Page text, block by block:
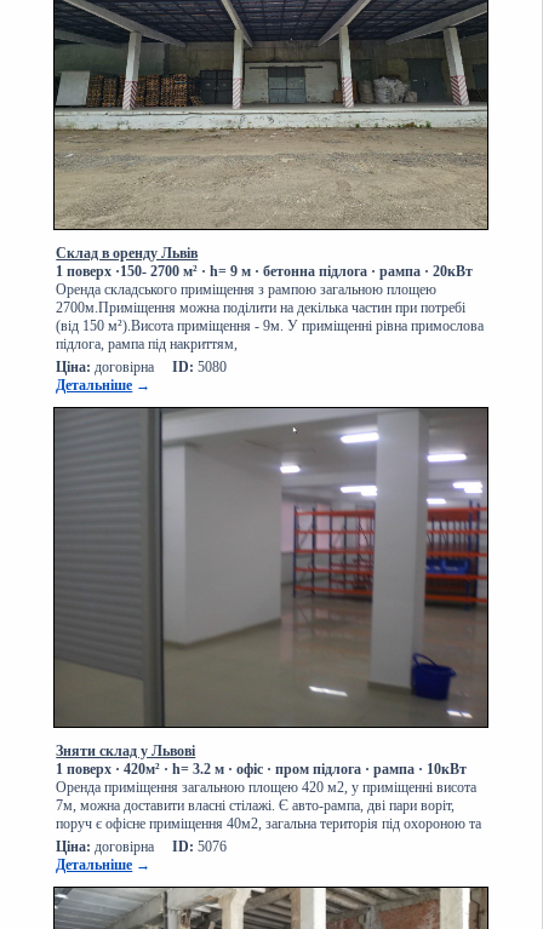
Склад в оренду Львів
1 поверх ·150-2700 м² · h= 9 м · бетонна підлога · рампа · 20кВт
Оренда складського приміщення з рампою загальною площею
2700м.Приміщення можна поділити на декілька частин при потребі
(від 150 м²).Висота приміщення - 9м. У приміщенні рівна примослова
підлога, рампа під накриттям,
Ціна: договірна ID: 5080
Детальніше →
Зняти склад у Львові
1 поверх · 420м² · h= 3.2 м · офіс · пром підлога · рампа · 10кВт
Оренда приміщення загальною площею 420 м2, у приміщенні висота
7м, можна доставити власні стілажі. Є авто-рампа, дві пари воріт,
поруч є офісне приміщення 40м2, загальна територія під охороною та
Ціна: договірна ID: 5076
Детальніше →